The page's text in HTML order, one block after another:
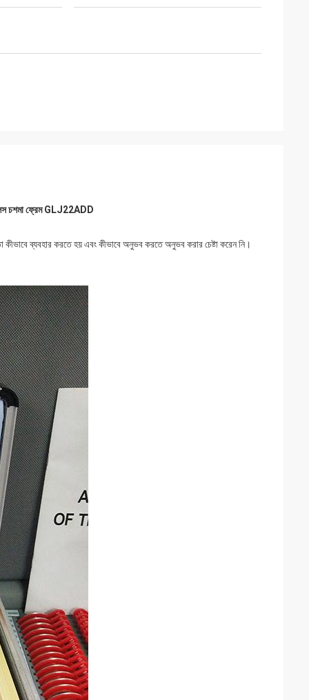
চশমা ফ্রেম GLJ22ADD
কীভাবে ব্যবহার করতে হয় এবং কীভাবে অনুভব করতে অনুভব করার চেষ্টা করেন নি।